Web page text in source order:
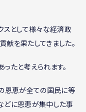
スとして様々な経済政
を果たしてきました。
たと考えられます。
恩恵が全ての国民に等
どに恩恵が集中した事